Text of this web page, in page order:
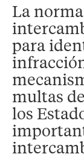
La
para
multas
los